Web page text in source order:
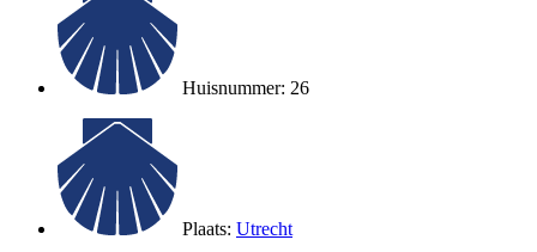
Huisnummer: 26
Plaats: Utrecht